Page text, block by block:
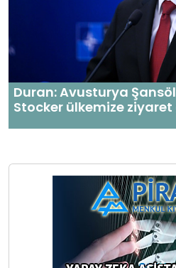
Duran: Avusturya
Stocker ülkemize